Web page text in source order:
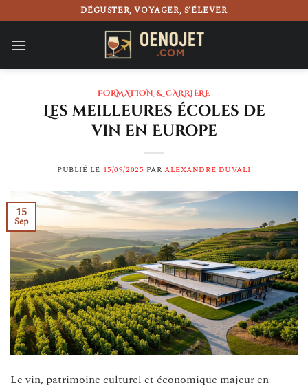
au
contenu
DÉGUSTER, VOYAGER, S’ÉLEVER
FORMATION & CARRIÈRE
Les meilleures écoles de
vin en Europe
PUBLIÉ LE 15/09/2025 PARALEXANDRE DUVALI
15
Sep
Le vin, patrimoine culturel et économique majeur en